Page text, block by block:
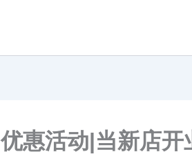
优惠活动|当新店开